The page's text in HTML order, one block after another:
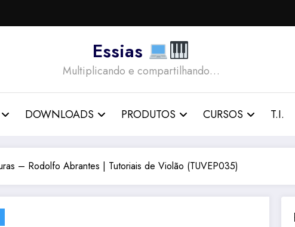
Essias
Multiplicando e compartilhando…
DOWNLOADS PRODUTOS CURSOS T.I.
– Rodolfo Abrantes | Tutoriais de Violão (TUVEP035)